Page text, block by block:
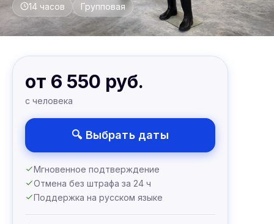
14 часов Групповая
от 6 550 руб.
с человека
🔍 Выбрать даты
Мгновенное подтверждение
Отмена без штрафа за 24 ч
Поддержка на русском языке